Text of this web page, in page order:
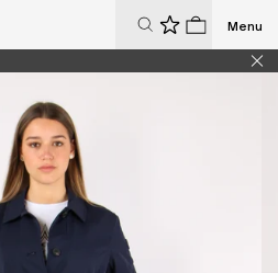
0 0
Menu